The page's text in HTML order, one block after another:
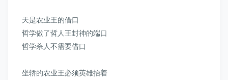
天是农业王的借口
哲学做了哲人王封神的端口
哲学杀人不需要借口
坐轿的农业王必须英雄抬着